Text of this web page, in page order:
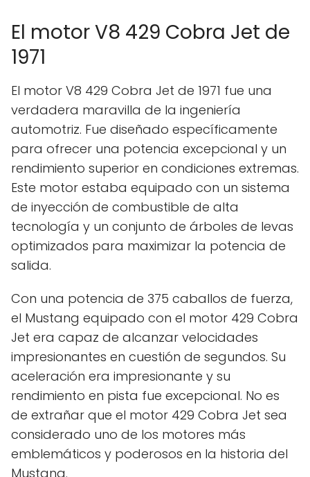
El motor V8 429 Cobra Jet de
1971
El motor V8 429 Cobra Jet de 1971 fue una
verdadera maravilla de la ingeniería
automotriz. Fue diseñado específicamente
para ofrecer una potencia excepcional y un
rendimiento superior en condiciones extremas.
Este motor estaba equipado con un sistema
de inyección de combustible de alta
tecnología y un conjunto de árboles de levas
optimizados para maximizar la potencia de
salida.
Con una potencia de 375 caballos de fuerza,
el Mustang equipado con el motor 429 Cobra
Jet era capaz de alcanzar velocidades
impresionantes en cuestión de segundos. Su
aceleración era impresionante y su
rendimiento en pista fue excepcional. No es
de extrañar que el motor 429 Cobra Jet sea
considerado uno de los motores más
emblemáticos y poderosos en la historia del
Mustang.